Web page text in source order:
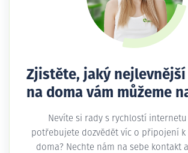
Zjistěte, jaký
na doma vám můžeme
Nevíte si rady s rychlostí
potřebujete dozvědět víc o připojení
doma? Nechte nám na sebe kontakt